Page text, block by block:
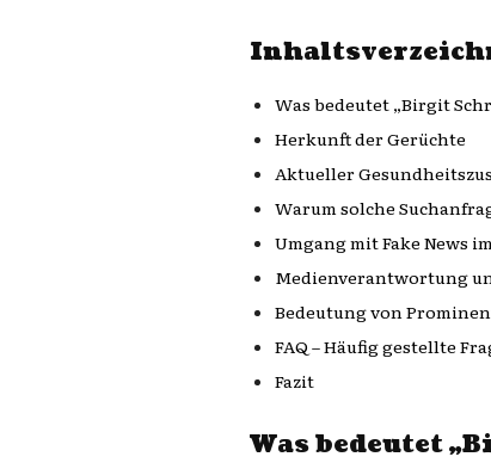
Was bedeutet „Birgit
Herkunft der Gerüchte
Aktueller
Warum solche
Umgang mit Fake News
Medienverantwortung
Bedeutung von
FAQ – Häufig gestellte
Fazit
Was bedeutet